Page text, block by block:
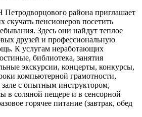
района приглашает
пенсионеров посетить
Здесь они найдут теплое
друзей и профессиональную
К услугам неработающих
библиотека, занятия
экскурсии, концерты, конкурсы,
компьютерной грамотности,
с опытным инструктором,
в соляной пещере и в сенсорной
горячее питание (завтрак, обед